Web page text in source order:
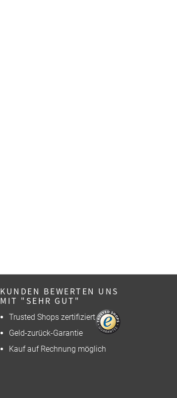
KUNDEN BEWERTEN UNS
MIT "SEHR GUT"
Trusted Shops zertifiziert
Geld-zurück-Garantie
Kauf auf Rechnung möglich